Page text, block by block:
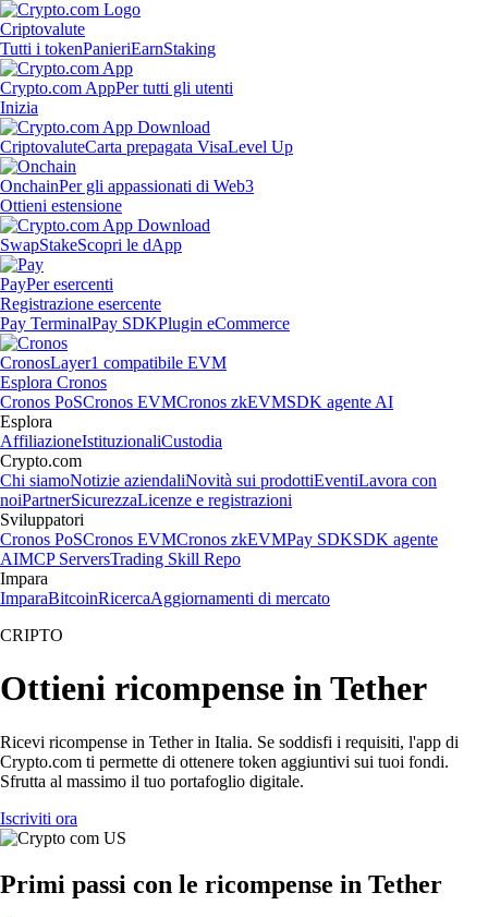
Criptovalute
Tutti i tokenPanieriEarnStaking
Crypto.com AppPer tutti gli utenti
Inizia
CriptovaluteCarta prepagata VisaLevel Up
OnchainPer gli appassionati di Web3
Ottieni estensione
SwapStakeScopri le dApp
PayPer esercenti
Registrazione esercente
Pay TerminalPay SDKPlugin eCommerce
CronosLayer1 compatibile EVM
Esplora Cronos
Cronos PoSCronos EVMCronos zkEVMSDK agente AI
Esplora
AffiliazioneIstituzionaliCustodia
Crypto.com
Chi siamoNotizie aziendaliNovità sui prodottiEventiLavora con
noiPartnerSicurezzaLicenze e registrazioni
Sviluppatori
Cronos PoSCronos EVMCronos zkEVMPay SDKSDK agente
AIMCP ServersTrading Skill Repo
Impara
ImparaBitcoinRicercaAggiornamenti di mercato
CRIPTO
Ottieni ricompense in Tether
Ricevi ricompense in Tether in Italia. Se soddisfi i requisiti, l'app di
Crypto.com ti permette di ottenere token aggiuntivi sui tuoi fondi.
Sfrutta al massimo il tuo portafoglio digitale.
Iscriviti ora
Primi passi con le ricompense in Tether